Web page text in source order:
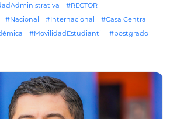
#RECTOR
#Nacional #Internacional
#Casa Central
#MovilidadEstudiantil
#postgrado